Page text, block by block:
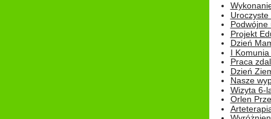
Podwójne
Projekt
Dzień
I
Praca
Dzień
Nasze
Wizyta 6-
Orlen